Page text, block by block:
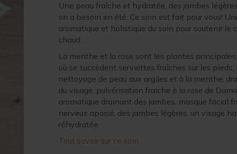
Une peau fraîche et hydratée, des jambes
on a besoin en été. Ce soin est fait pour vous!
aromatique et holistique du soin pour soutenir le
chaud.
La menthe et la rose sont les plantes
où se succèdent serviettes fraîches sur les pieds,
nettoyage de peau aux argiles et à la menthe,
du visage, pulvérisation fraiche à la rose de
aromatique drainant des jambes, masque facial
nerveux apaisé, des jambes légères, un visage
réhydratée.
Tout savoir sur ce soin